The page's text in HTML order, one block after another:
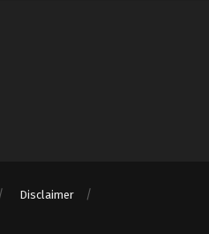
Disclaimer